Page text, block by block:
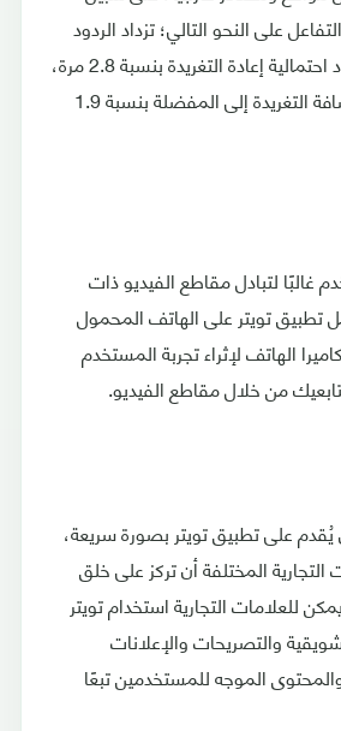
على النحو التالي؛ تزداد الردود
بنسبة 2.5 مرة، وتزداد احتمالية إعادة التغريدة بنسبة 2.8 مرة،
كما تزداد احتمالية إضافة التغريدة إلى المفضلة بنسبة 1.9
غالبًا لتبادل مقاطع الفيديو ذات
تطبيق تويتر على الهاتف المحمول
الهاتف لإثراء تجربة المستخدم
من خلال مقاطع الفيديو.
على تطبيق تويتر بصورة سريعة،
المختلفة أن تركز على خلق
للعلامات التجارية استخدام تويتر
والتصريحات والإعلانات
والمحتوى الموجه للمستخدمين تبعًا